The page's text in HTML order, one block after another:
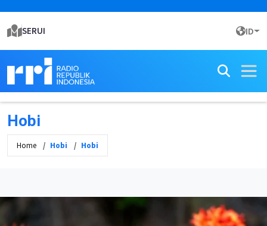
SERUI ID
Hobi
Home Hobi Hobi